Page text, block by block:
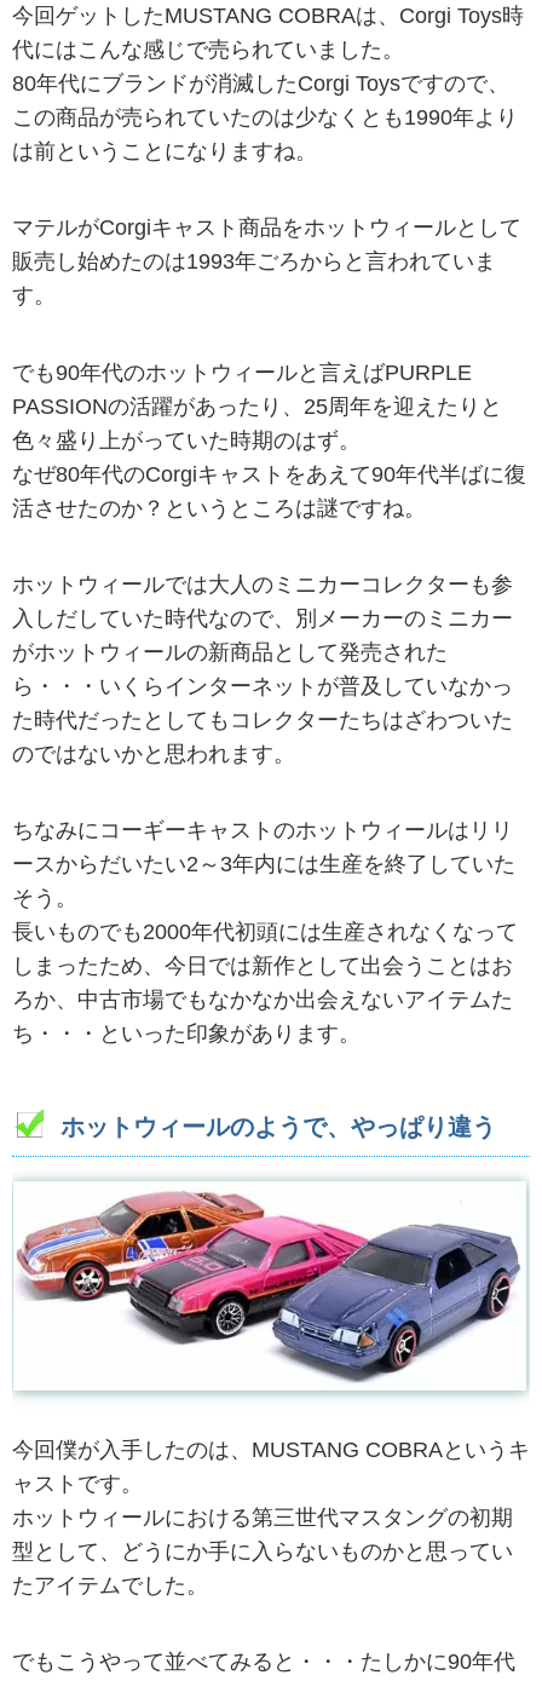
今回ゲットしたMUSTANG COBRAは、Corgi Toys時
代にはこんな感じで売られていました。
80年代にブランドが消滅したCorgi Toysですので、
この商品が売られていたのは少なくとも1990年より
は前ということになりますね。
マテルがCorgiキャスト商品をホットウィールとして
販売し始めたのは1993年ごろからと言われていま
す。
でも90年代のホットウィールと言えばPURPLE
PASSIONの活躍があったり、25周年を迎えたりと
色々盛り上がっていた時期のはず。
なぜ80年代のCorgiキャストをあえて90年代半ばに復
活させたのか？というところは謎ですね。
ホットウィールでは大人のミニカーコレクターも参
入しだしていた時代なので、別メーカーのミニカー
がホットウィールの新商品として発売された
ら・・・いくらインターネットが普及していなかっ
た時代だったとしてもコレクターたちはざわついた
のではないかと思われます。
ちなみにコーギーキャストのホットウィールはリリ
ースからだいたい2～3年内には生産を終了していた
そう。
長いものでも2000年代初頭には生産されなくなって
しまったため、今日では新作として出会うことはお
ろか、中古市場でもなかなか出会えないアイテムた
ち・・・といった印象があります。
ホットウィールのようで、やっぱり違う
今回僕が入手したのは、MUSTANG COBRAというキ
ャストです。
ホットウィールにおける第三世代マスタングの初期
型として、どうにか手に入らないものかと思ってい
たアイテムでした。
でもこうやって並べてみると・・・たしかに90年代